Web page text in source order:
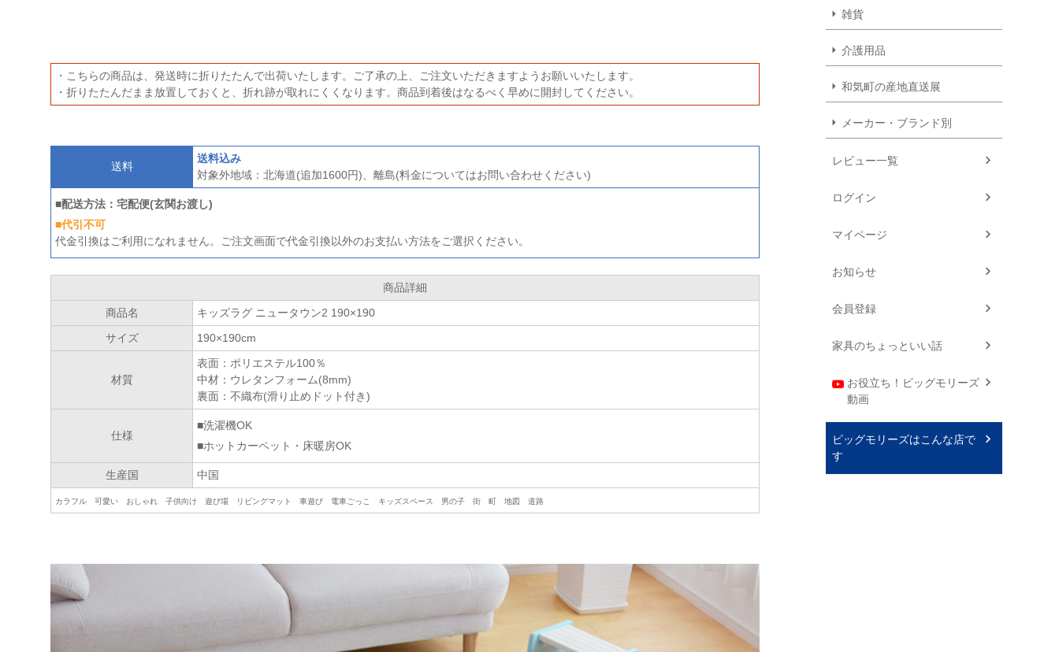
・こちらの商品は、発送時に折りたたんで出荷いたします。ご了承の上、ご注文いただきますようお願いいたします。
・折りたたんだまま放置しておくと、折れ跡が取れにくくなります。商品到着後はなるべく早めに開封してください。
送料
送料込み
対象外地域：北海道(追加1600円)、離島(料金についてはお問い合わせください)
■配送方法：宅配便(玄関お渡し)
■代引不可
代金引換はご利用になれません。ご注文画面で代金引換以外のお支払い方法をご選択ください。
商品詳細
商品名
キッズラグ ニュータウン2 190×190
サイズ
190×190cm
材質
表面：ポリエステル100％
中材：ウレタンフォーム(8mm)
裏面：不織布(滑り止めドット付き)
仕様
■洗濯機OK
■ホットカーペット・床暖房OK
生産国 中国
カラフル 可愛い おしゃれ 子供向け 遊び場 リビングマット 車遊び 電車ごっこ キッズスペース 男の子 街 町 地図 道路
雑貨
介護用品
和気町の産地直送展
メーカー・ブランド別
レビュー一覧
ログイン
マイページ
お知らせ
会員登録
家具のちょっといい話
お役立ち！ビッグモリーズ
動画
ビッグモリーズはこんな店で
す